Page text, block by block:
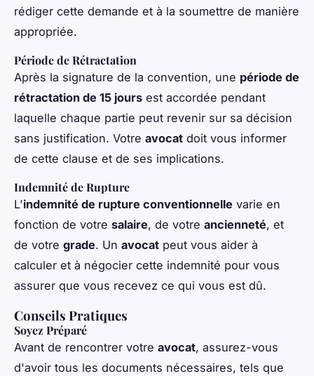
rédiger cette demande et à la soumettre de manière
appropriée.
Période de Rétractation
Après la signature de la convention, une période de
rétractation de 15 jours est accordée pendant
laquelle chaque partie peut revenir sur sa décision
sans justification. Votre avocat doit vous informer
de cette clause et de ses implications.
Indemnité de Rupture
L'indemnité de rupture conventionnelle varie en
fonction de votre salaire, de votre ancienneté, et
de votre grade. Un avocat peut vous aider à
calculer et à négocier cette indemnité pour vous
assurer que vous recevez ce qui vous est dû.
Conseils Pratiques
Soyez Préparé
Avant de rencontrer votre avocat, assurez-vous
d'avoir tous les documents nécessaires, tels que